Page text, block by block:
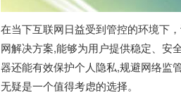
在当下互联网日益受到管控的环境下
网解决方案,能够为用户提供稳定、安
器还能有效保护个人隐私,规避网络监
无疑是一个值得考虑的选择。